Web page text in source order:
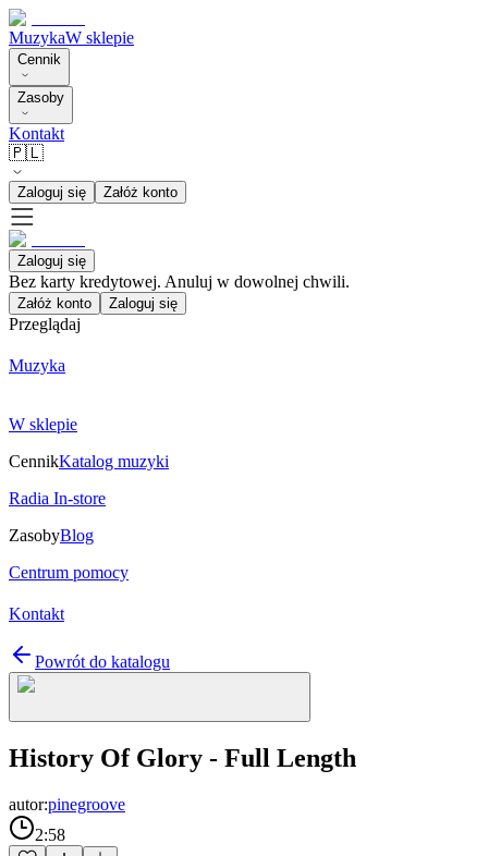
MuzykaW sklepie
Cennik
Zasoby
Kontakt
🇵🇱
Zaloguj się Załóż konto
Zaloguj się
Bez karty kredytowej. Anuluj w dowolnej chwili.
Załóż konto Zaloguj się
Przeglądaj
Muzyka
W sklepie
CennikKatalog muzyki
Radia In-store
ZasobyBlog
Centrum pomocy
Kontakt
Powrót do katalogu
History Of Glory - Full Length
autor:pinegroove
2:58